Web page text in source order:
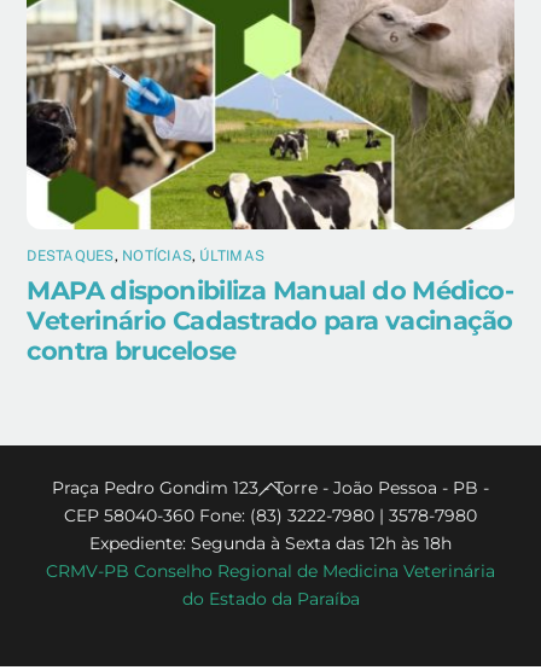
DESTAQUES, NOTÍCIAS, ÚLTIMAS
MAPA disponibiliza Manual do Médico-
Veterinário Cadastrado para vacinação
contra brucelose
Back
To
Top
Praça Pedro Gondim 123 - Torre - João Pessoa - PB -
CEP 58040-360 Fone: (83) 3222-7980 | 3578-7980
Expediente: Segunda à Sexta das 12h às 18h
CRMV-PB Conselho Regional de Medicina Veterinária
do Estado da Paraíba